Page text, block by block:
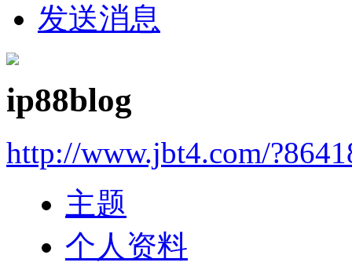
发送消息
ip88blog
http://www.jbt4.com/
主题
个人资料